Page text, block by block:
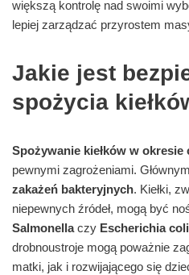
większą kontrolę nad swoimi
lepiej zarządzać przyrostem
Jakie jest
spożycia
Spożywanie kiełków w okresie
pewnymi zagrożeniami.
zakażeń bakteryjnych. Kiełki,
niepewnych źródeł, mogą być
Salmonellaczy Escherichia coli
drobnoustroje mogą poważnie
matki, jak i rozwijającego się